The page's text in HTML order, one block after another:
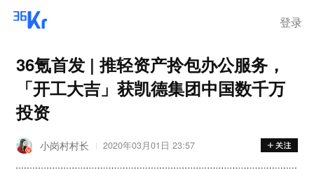
登录
36氪首发 | 推轻资产拎包办公服务，
「开工大吉」获凯德集团中国数千万
投资
小岗村村长 2020年03月01日 23:57